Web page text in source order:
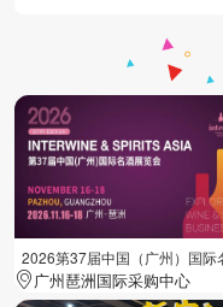
广州琶洲国际采购中心